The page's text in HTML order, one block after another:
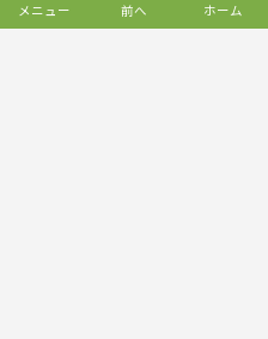
メニュー 前へ ホーム